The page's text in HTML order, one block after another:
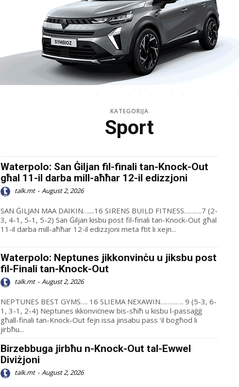
KATEGORIJA
Sport
Waterpolo: San Ġiljan fil-finali tan-Knock-Out
għal 11-il darba mill-aħħar 12-il edizzjoni
talk.mt - August 2, 2026
SAN ĠILJAN MAA DAIKIN…....16 SIRENS BUILD FITNESS……….7 (2-
3, 4-1, 5-1, 5-2) San Ġiljan kisbu post fil-finali tan-Knock-Out għal
11-il darba mill-aħħar 12-il edizzjoni meta ftit li xejn...
Waterpolo: Neptunes jikkonvinċu u jiksbu post
fil-Finali tan-Knock-Out
talk.mt - August 2, 2026
NEPTUNES BEST GYMS…. 16 SLIEMA NEXAWIN…………. 9 (5-3, 6-
1, 3-1, 2-4) Neptunes ikkonviċnew bis-sħiħ u kisbu l-passaġġ
għall-finali tan-Knock-Out fejn issa jinsabu pass ‘il bogħod li
jirbħu...
Birzebbuga jirbħu n-Knock-Out tal-Ewwel
Diviżjoni
talk.mt - August 2, 2026